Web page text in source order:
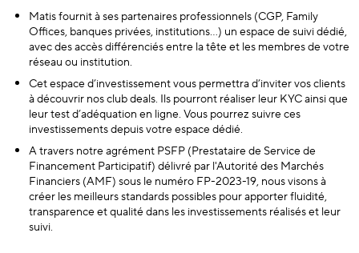
Matis fournit à ses partenaires professionnels (CGP, Family
Offices, banques privées, institutions…) un espace de suivi dédié,
avec des accès différenciés entre la tête et les membres de votre
réseau ou institution.
Cet espace d’investissement vous permettra d’inviter vos clients
à découvrir nos club deals. Ils pourront réaliser leur KYC ainsi que
leur test d’adéquation en ligne. Vous pourrez suivre ces
investissements depuis votre espace dédié.
A travers notre agrément PSFP (Prestataire de Service de
Financement Participatif) délivré par l'Autorité des Marchés
Financiers (AMF) sous le numéro FP-2023-19, nous visons à
créer les meilleurs standards possibles pour apporter fluidité,
transparence et qualité dans les investissements réalisés et leur
suivi.